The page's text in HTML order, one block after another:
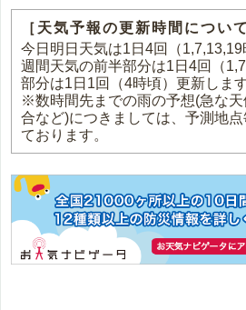
［天気予報の更新時間について
今日明日天気は1日4回（1,7,13,19
週間天気の前半部分は1日4回（
部分は1日1回（4時頃）更新します
※数時間先までの雨の予想(急な
合など)につきましては、予測地
ております。